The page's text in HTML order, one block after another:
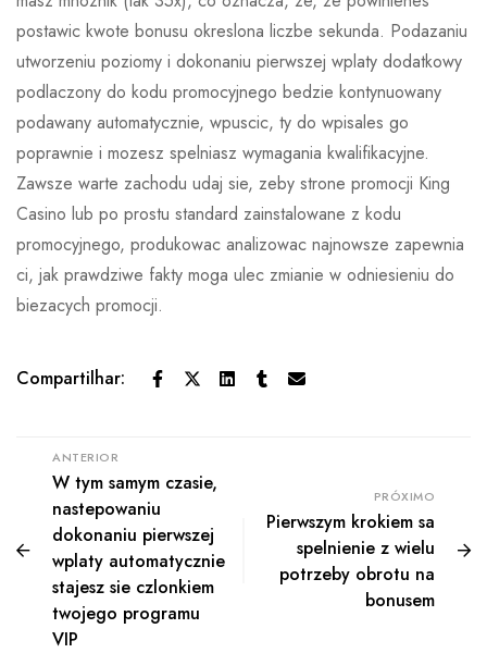
postawic kwote bonusu okreslona liczbe sekunda. Podazaniu
utworzeniu poziomy i dokonaniu pierwszej wplaty dodatkowy
podlaczony do kodu promocyjnego bedzie kontynuowany
podawany automatycznie, wpuscic, ty do wpisales go
poprawnie i mozesz spelniasz wymagania kwalifikacyjne.
Zawsze warte zachodu udaj sie, zeby strone promocji King
Casino lub po prostu standard zainstalowane z kodu
promocyjnego, produkowac analizowac najnowsze zapewnia
ci, jak prawdziwe fakty moga ulec zmianie w odniesieniu do
biezacych promocji.
Compartilhar:
ANTERIOR
W tym samym czasie,
nastepowaniu
dokonaniu pierwszej
wplaty automatycznie
stajesz sie czlonkiem
twojego programu
VIP
PRÓXIMO
Pierwszym krokiem sa
spelnienie z wielu
potrzeby obrotu na
bonusem